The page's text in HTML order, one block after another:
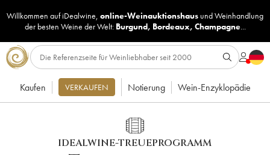
Willkommen auf iDealwine, online-Weinauktionshaus undWeinhandlung
der besten Weine der Welt: Burgund, Bordeaux, Champagne...
Kaufen VERKAUFEN Notierung Wein-Enzyklopädie
IDEALWINE-TREUEPROGRAMM